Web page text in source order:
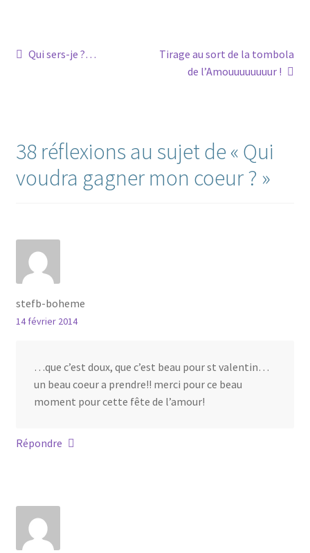
Navigation
Article
Qui sers-je ?…
Article
suivant :
Tirage au sort de la tombola
de l’Amouuuuuuuur !
38 réflexions au sujet de « Qui
voudra gagner mon coeur ? »
stefb-boheme
14 février 2014
…que c’est doux, que c’est beau pour st valentin…
un beau coeur a prendre!! merci pour ce beau
moment pour cette fête de l’amour!
Répondre